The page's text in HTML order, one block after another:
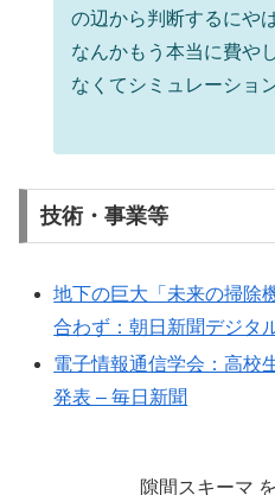
の辺から判断するにや
なんかもう本当に費や
なくてシミュレーショ
技術・事業等
地下の巨大「未来の掃
合わず：朝日新聞デジタ
電子情報通信学会：高
発表 – 毎日新聞
隙間スキーマ